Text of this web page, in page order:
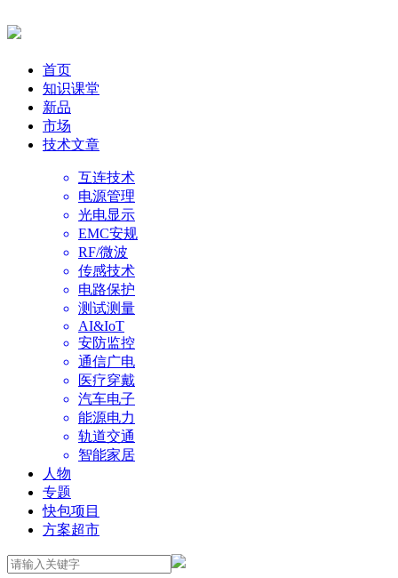
首页
知识课堂
新品
市场
技术文章
互连技术
电源管理
光电显示
EMC安规
RF/微波
传感技术
电路保护
测试测量
AI&IoT
安防监控
通信广电
医疗穿戴
汽车电子
能源电力
轨道交通
智能家居
人物
专题
快包项目
方案超市